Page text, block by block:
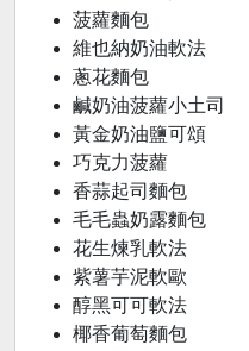
菠蘿麵包
維也納奶油軟法
蔥花麵包
鹹奶油菠蘿小土司
黃金奶油鹽可頌
巧克力菠蘿
香蒜起司麵包
毛毛蟲奶露麵包
花生煉乳軟法
紫薯芋泥軟歐
醇黑可可軟法
椰香葡萄麵包